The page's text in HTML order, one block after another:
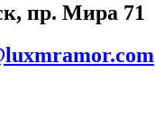
пр. Мира 71